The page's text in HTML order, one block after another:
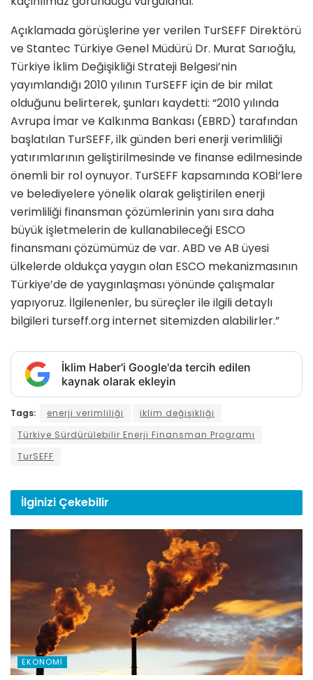
Açıklamada görüşlerine yer verilen TurSEFF Direktörü
ve Stantec Türkiye Genel Müdürü Dr. Murat Sarıoğlu,
Türkiye İklim Değişikliği Strateji Belgesi’nin
yayımlandığı 2010 yılının TurSEFF için de bir milat
olduğunu belirterek, şunları kaydetti: “2010 yılında
Avrupa İmar ve Kalkınma Bankası (EBRD) tarafından
başlatılan TurSEFF, ilk günden beri enerji verimliliği
yatırımlarının geliştirilmesinde ve finanse edilmesinde
önemli bir rol oynuyor. TurSEFF kapsamında KOBİ’lere
ve belediyelere yönelik olarak geliştirilen enerji
verimliliği finansman çözümlerinin yanı sıra daha
büyük işletmelerin de kullanabileceği ESCO
finansmanı çözümümüz de var. ABD ve AB üyesi
ülkelerde oldukça yaygın olan ESCO mekanizmasının
Türkiye’de de yaygınlaşması yönünde çalışmalar
yapıyoruz. İlgilenenler, bu süreçler ile ilgili detaylı
bilgileri turseff.org internet sitemizden alabilirler.”
İklim Haber'i Google'da tercih edilen
kaynak olarak ekleyin
Tags: enerji verimliliği
iklim değişikliği
Türkiye Sürdürülebilir Enerji Finansman Programı
TurSEFF
İlginizi Çekebilir
EKONOMI